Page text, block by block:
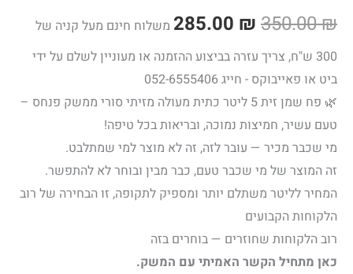
350.00₪
285.00 ₪
משלוח חינם מעל קניה של
300 ש"ח, צריך עזרה בביצוע ההזמנה או מעוניין לשלם על ידי
ביט או פאייבוקס - חייג 052-6555406
🌿 פח שמן זית 5 ליטר כתית מעולה מזיתי סורי ממשק פנחס –
טעם עשיר, חמיצות נמוכה, ובריאות בכל טיפה!
מי שכבר מכיר — עובר לזה, זה לא מוצר למי שמתלבט.
זה המוצר של מי שכבר טעם, כבר מבין ובוחר לא להתפשר.
המחיר לליטר משתלם יותר ומספיק לתקופה, זו הבחירה של רוב
הלקוחות הקבועים
רוב הלקוחות שחוזרים — בוחרים בזה
כאן מתחיל הקשר האמיתי עם המשק.